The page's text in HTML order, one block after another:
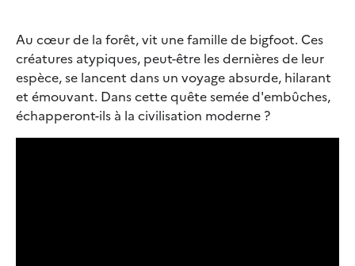
Au cœur de la forêt, vit une famille de bigfoot. Ces
créatures atypiques, peut-être les dernières de leur
espèce, se lancent dans un voyage absurde, hilarant
et émouvant. Dans cette quête semée d'embûches,
échapperont-ils à la civilisation moderne ?